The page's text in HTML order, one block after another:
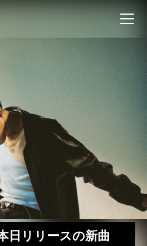
日リリースの新曲